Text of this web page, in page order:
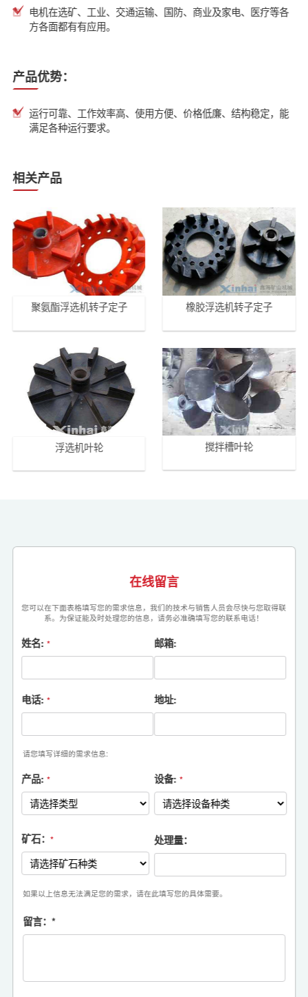
电机在选矿、工业、交通运输、国防、商业及家电、医疗等各
方各面都有有应用。
产品优势：
运行可靠、工作效率高、使用方便、价格低廉、结构稳定，能
满足各种运行要求。
相关产品
聚氨酯浮选机转子定子 橡胶浮选机转子定子
浮选机叶轮 搅拌槽叶轮
在线留言
您可以在下面表格填写您的需求信息，我们的技术与销售人员会尽快与您取得联
系。为保证能及时处理您的信息，请务必准确填写您的联系电话！
姓名: * 邮箱:
电话: * 地址:
请您填写详细的需求信息:
产品: * 设备: *
矿石： * 处理量：
如果以上信息无法满足您的需求，请在此填写您的具体需要。
留言：*